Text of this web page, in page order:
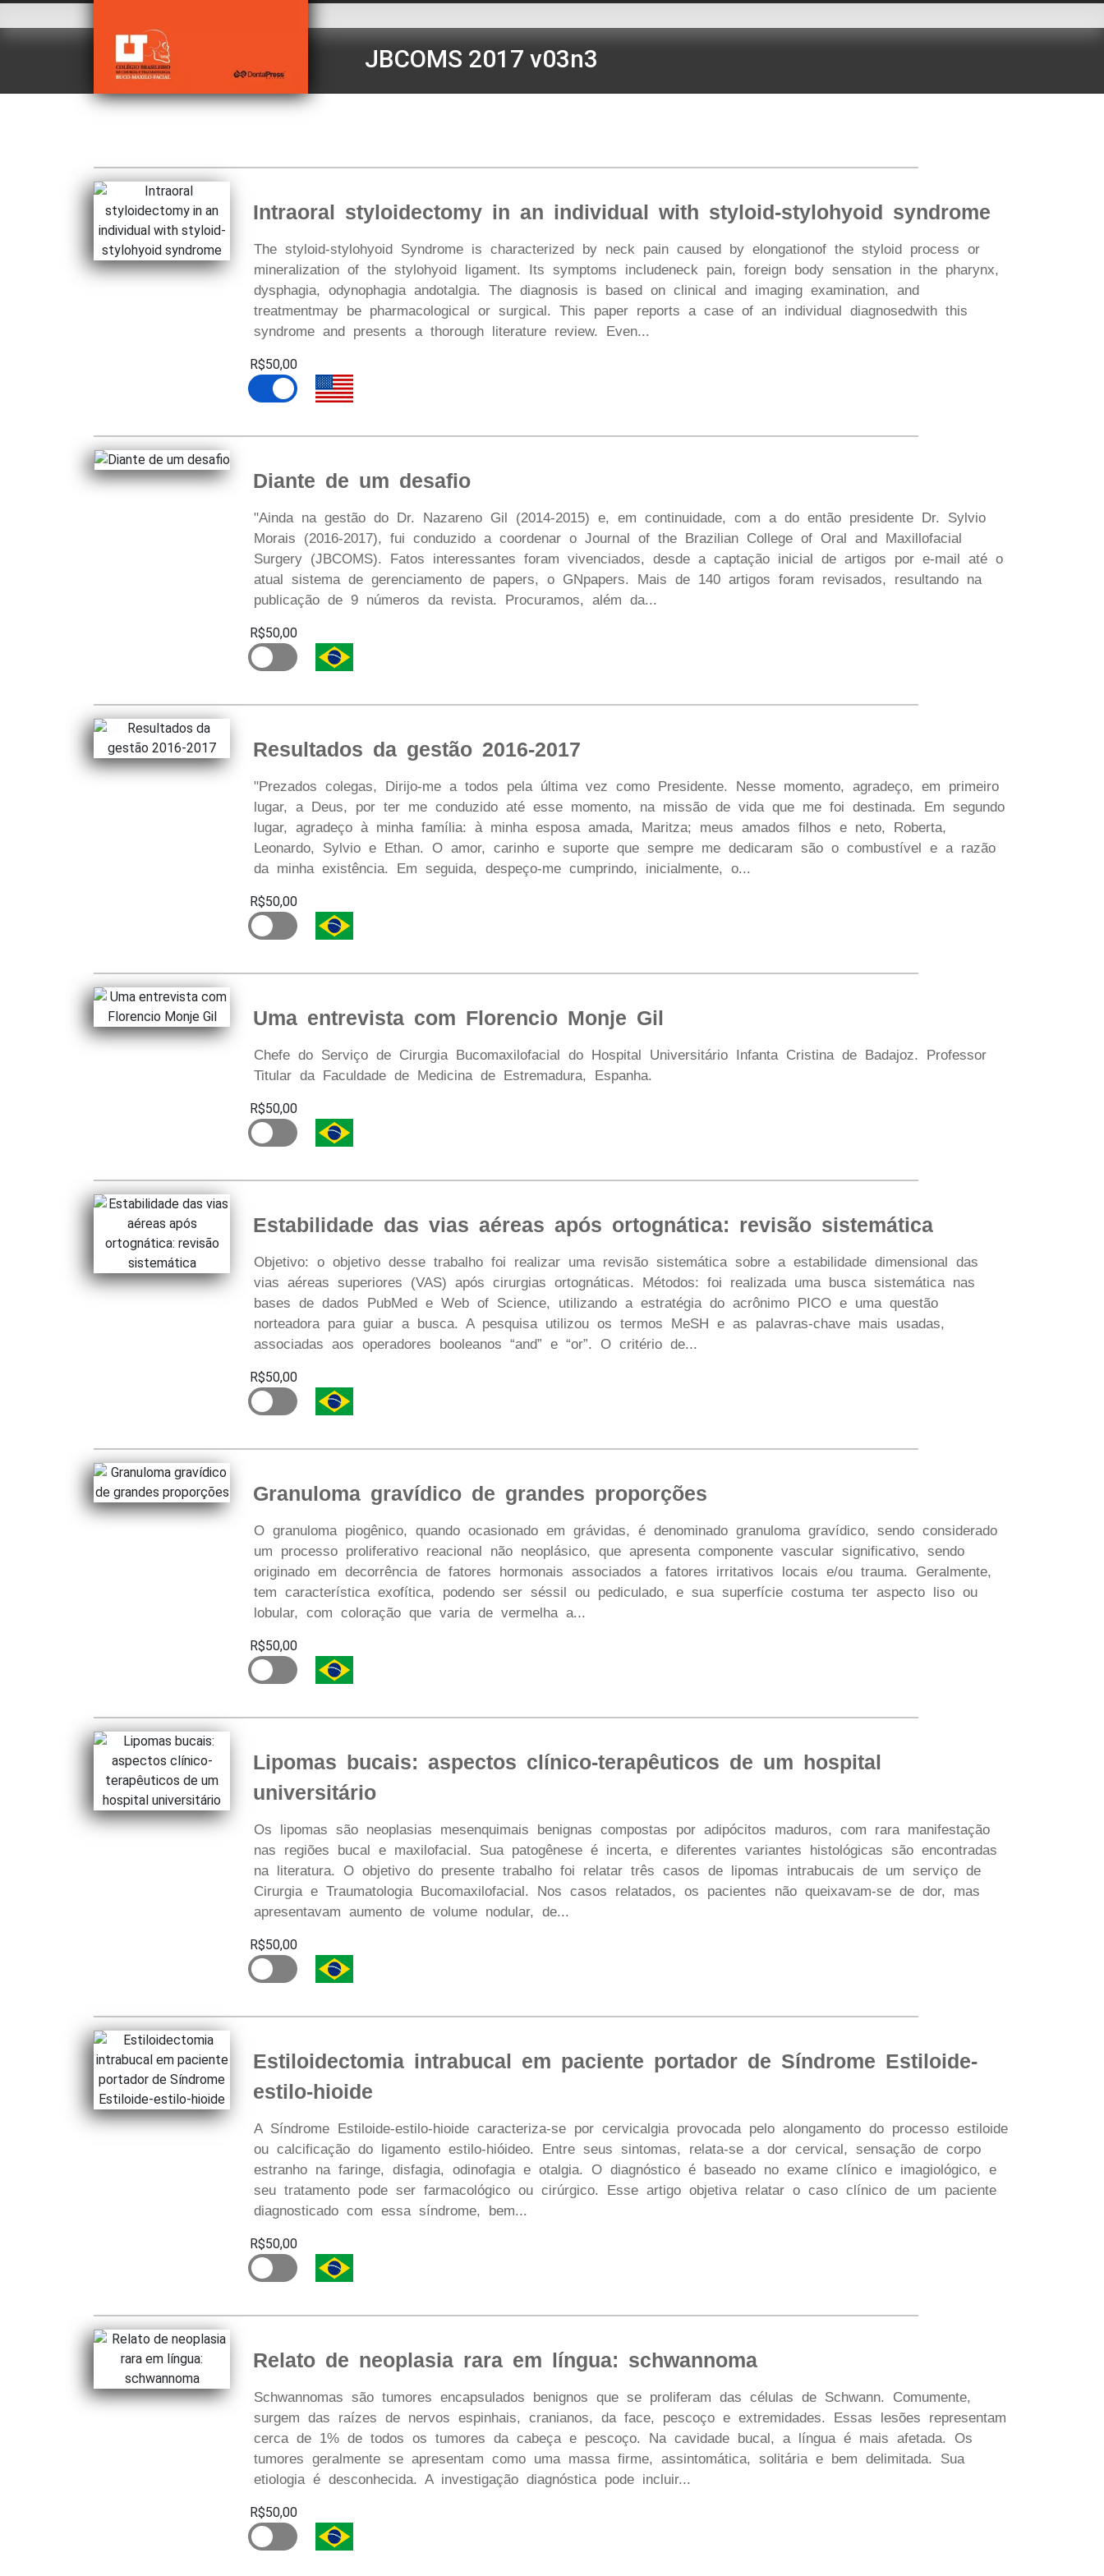
JBCOMS 2017 v03n3
Intraoral styloidectomy in an individual with styloid-stylohyoid syndrome
The styloid-stylohyoid Syndrome is characterized by neck pain caused by elongationof the styloid process or
mineralization of the stylohyoid ligament. Its symptoms includeneck pain, foreign body sensation in the pharynx,
dysphagia, odynophagia andotalgia. The diagnosis is based on clinical and imaging examination, and
treatmentmay be pharmacological or surgical. This paper reports a case of an individual diagnosedwith this
syndrome and presents a thorough literature review. Even...
R$50,00
Diante de um desafio
"Ainda na gestão do Dr. Nazareno Gil (2014-2015) e, em continuidade, com a do então presidente Dr. Sylvio
Morais (2016-2017), fui conduzido a coordenar o Journal of the Brazilian College of Oral and Maxillofacial
Surgery (JBCOMS). Fatos interessantes foram vivenciados, desde a captação inicial de artigos por e-mail até o
atual sistema de gerenciamento de papers, o GNpapers. Mais de 140 artigos foram revisados, resultando na
publicação de 9 números da revista. Procuramos, além da...
R$50,00
Resultados da gestão 2016-2017
"Prezados colegas, Dirijo-me a todos pela última vez como Presidente. Nesse momento, agradeço, em primeiro
lugar, a Deus, por ter me conduzido até esse momento, na missão de vida que me foi destinada. Em segundo
lugar, agradeço à minha família: à minha esposa amada, Maritza; meus amados filhos e neto, Roberta,
Leonardo, Sylvio e Ethan. O amor, carinho e suporte que sempre me dedicaram são o combustível e a razão
da minha existência. Em seguida, despeço-me cumprindo, inicialmente, o...
R$50,00
Uma entrevista com Florencio Monje Gil
Chefe do Serviço de Cirurgia Bucomaxilofacial do Hospital Universitário Infanta Cristina de Badajoz. Professor
Titular da Faculdade de Medicina de Estremadura, Espanha.
R$50,00
Estabilidade das vias aéreas após ortognática: revisão sistemática
Objetivo: o objetivo desse trabalho foi realizar uma revisão sistemática sobre a estabilidade dimensional das
vias aéreas superiores (VAS) após cirurgias ortognáticas. Métodos: foi realizada uma busca sistemática nas
bases de dados PubMed e Web of Science, utilizando a estratégia do acrônimo PICO e uma questão
norteadora para guiar a busca. A pesquisa utilizou os termos MeSH e as palavras-chave mais usadas,
associadas aos operadores booleanos “and” e “or”. O critério de...
R$50,00
Granuloma gravídico de grandes proporções
O granuloma piogênico, quando ocasionado em grávidas, é denominado granuloma gravídico, sendo considerado
um processo proliferativo reacional não neoplásico, que apresenta componente vascular significativo, sendo
originado em decorrência de fatores hormonais associados a fatores irritativos locais e/ou trauma. Geralmente,
tem característica exofítica, podendo ser séssil ou pediculado, e sua superfície costuma ter aspecto liso ou
lobular, com coloração que varia de vermelha a...
R$50,00
Lipomas bucais: aspectos clínico-terapêuticos de um hospital
universitário
Os lipomas são neoplasias mesenquimais benignas compostas por adipócitos maduros, com rara manifestação
nas regiões bucal e maxilofacial. Sua patogênese é incerta, e diferentes variantes histológicas são encontradas
na literatura. O objetivo do presente trabalho foi relatar três casos de lipomas intrabucais de um serviço de
Cirurgia e Traumatologia Bucomaxilofacial. Nos casos relatados, os pacientes não queixavam-se de dor, mas
apresentavam aumento de volume nodular, de...
R$50,00
Estiloidectomia intrabucal em paciente portador de Síndrome Estiloide-
estilo-hioide
A Síndrome Estiloide-estilo-hioide caracteriza-se por cervicalgia provocada pelo alongamento do processo estiloide
ou calcificação do ligamento estilo-hióideo. Entre seus sintomas, relata-se a dor cervical, sensação de corpo
estranho na faringe, disfagia, odinofagia e otalgia. O diagnóstico é baseado no exame clínico e imagiológico, e
seu tratamento pode ser farmacológico ou cirúrgico. Esse artigo objetiva relatar o caso clínico de um paciente
diagnosticado com essa síndrome, bem...
R$50,00
Relato de neoplasia rara em língua: schwannoma
Schwannomas são tumores encapsulados benignos que se proliferam das células de Schwann. Comumente,
surgem das raízes de nervos espinhais, cranianos, da face, pescoço e extremidades. Essas lesões representam
cerca de 1% de todos os tumores da cabeça e pescoço. Na cavidade bucal, a língua é mais afetada. Os
tumores geralmente se apresentam como uma massa firme, assintomática, solitária e bem delimitada. Sua
etiologia é desconhecida. A investigação diagnóstica pode incluir...
R$50,00